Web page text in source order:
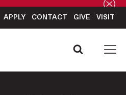
APPLY CONTACT GIVE VISIT